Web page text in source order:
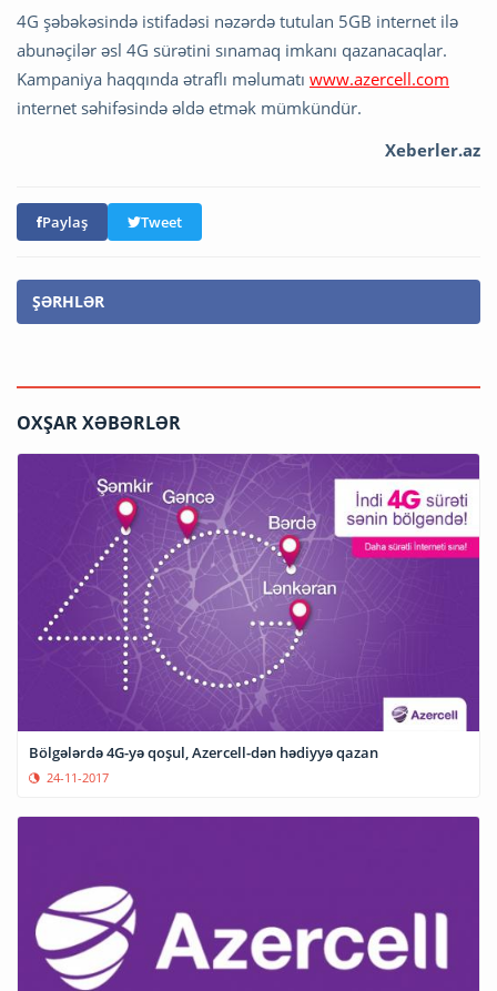
4G şəbəkəsində istifadəsi nəzərdə tutulan 5GB internet ilə
abunəçilər əsl 4G sürətini sınamaq imkanı qazanacaqlar.
Kampaniya haqqında ətraflı məlumatı www.azercell.com
internet səhifəsində əldə etmək mümkündür.
Xeberler.az
Paylaş Tweet
ŞƏRHLƏR
OXŞAR XƏBƏRLƏR
Bölgələrdə 4G-yə qoşul, Azercell-dən hədiyyə qazan
24-11-2017